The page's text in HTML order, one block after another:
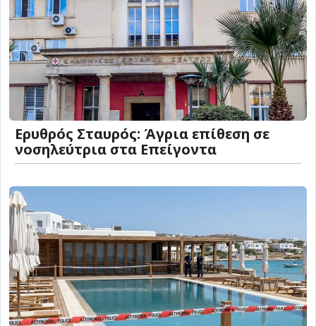
Ερυθρός Σταυρός: Άγρια επίθεση σε
νοσηλεύτρια στα Επείγοντα